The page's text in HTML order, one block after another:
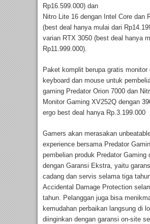
Rp16.599.000) dan
Nitro Lite 16 dengan Intel Core dan
(best deal hanya mulai dari
varian RTX 3050 (best deal hanya
Rp11.999.000).
Paket komplit berupa gratis monitor
keyboard dan mouse untuk
gaming Predator Orion 7000 dan
Monitor Gaming XV252Q dengan
ergo best deal hanya Rp.3.199.000
Gamers akan merasakan
experience bersama Predator
pembelian produk Predator Gaming
dengan Garansi Ekstra, yaitu
cadang dan servis selama tiga
Accidental Damage Protection
tahun. Pelanggan juga bisa
kemudahan perbaikan langsung di
diinginkan dengan garansi on-site